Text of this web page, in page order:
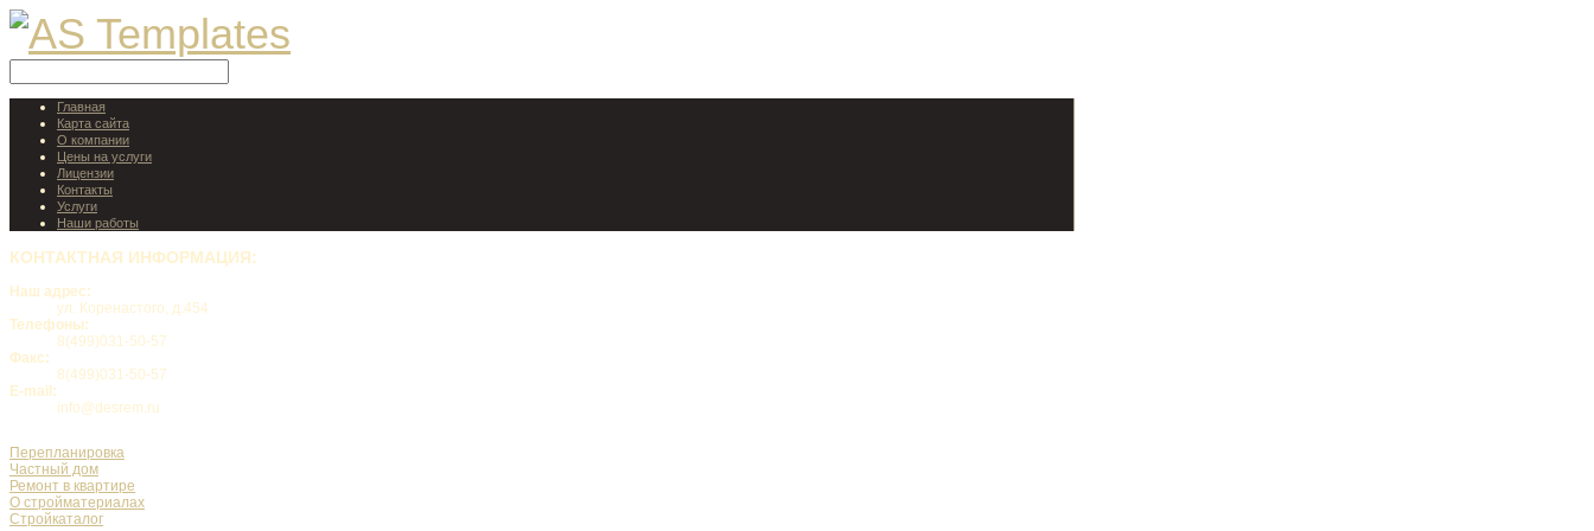
Главная
Карта сайта
О компании
Цены на услуги
Лицензии
Контакты
Услуги
Наши работы
КОНТАКТНАЯ ИНФОРМАЦИЯ:
Наш адрес:
ул. Коренастого, д.454
Телефоны:
8(499)031-50-57
Факс:
8(499)031-50-57
E-mail:
info@desrem.ru
Перепланировка
Частный дом
Ремонт в квартире
О стройматериалах
Стройкаталог